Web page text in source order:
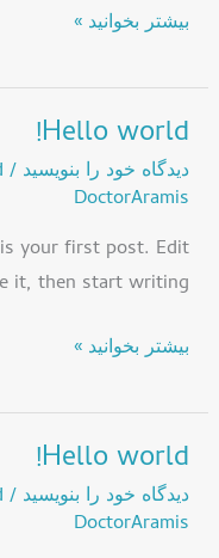
بیشتر بخوانید »
Hello world!
دیدگاه‌ خود را بنویسید /
DoctorAramis
your first post. Edit
it, then start writing!
Hello
world!
بیشتر بخوانید »
Hello world!
دیدگاه‌ خود را بنویسید /
DoctorAramis
Hello
world!